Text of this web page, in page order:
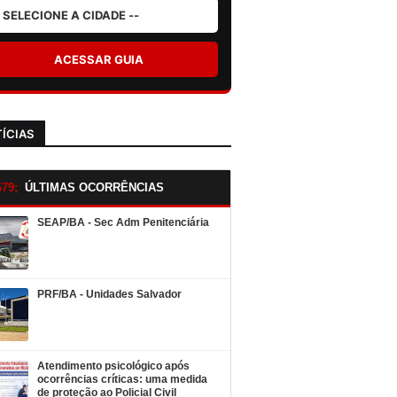
ACESSAR GUIA
ÚLTIMAS OCORRÊNCIAS
SEAP/BA - Sec Adm Penitenciária
PRF/BA - Unidades Salvador
Atendimento psicológico após
ocorrências críticas: uma medida
de proteção ao Policial Civil